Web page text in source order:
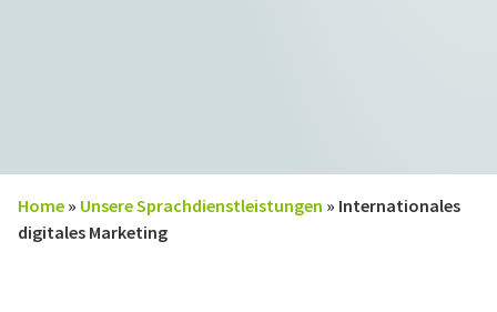
Home » Unsere Sprachdienstleistungen » Internationales
digitales Marketing